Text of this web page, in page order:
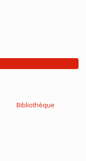
Bibliothèque